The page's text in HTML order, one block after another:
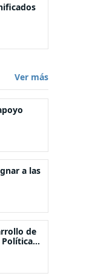
Ver más
a las
de
Política